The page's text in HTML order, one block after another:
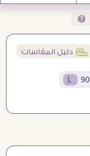
í دليل المقاسات